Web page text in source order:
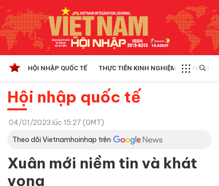
HỘI NHẬP QUỐC TẾ THỰC TIỄN KINH NGHIỆM CHÍNH
Hội nhập quốc tế
04/01/2023 lúc 15:27 (GMT)
Theo dõi Vietnamhoinhap trên
Xuân mới niềm tin và khát
vọng